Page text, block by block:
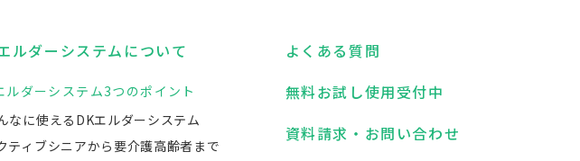
ルダーシステムについて
ルダーシステム3つのポイント
なに使えるDKエルダーシステム
ティブシニアから要介護高齢者まで
よくある質問
無料お試し使用受付中
資料請求・お問い合わせ